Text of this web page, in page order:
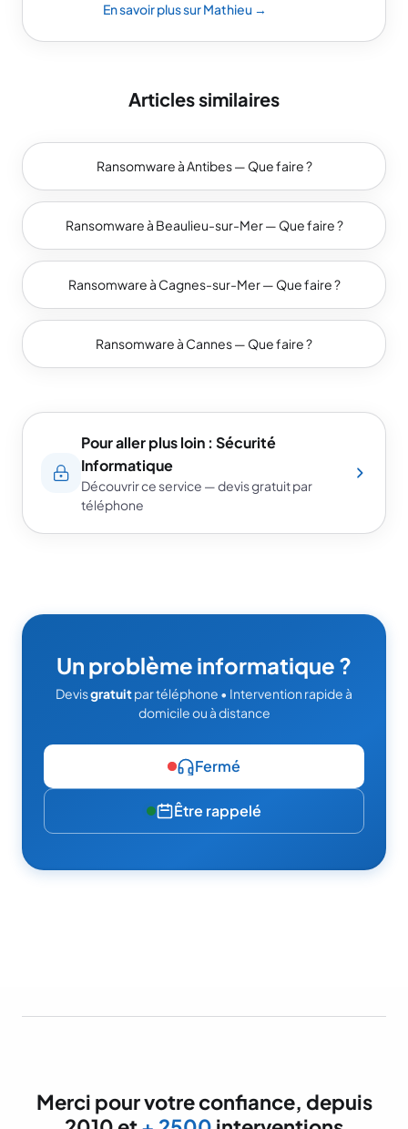
En savoir plus sur Mathieu →
Articles similaires
Ransomware à Antibes — Que faire ?
Ransomware à Beaulieu-sur-Mer — Que faire ?
Ransomware à Cagnes-sur-Mer — Que faire ?
Ransomware à Cannes — Que faire ?
Pour aller plus loin : Sécurité
Informatique
Découvrir ce service — devis gratuit par
téléphone
Un problème informatique ?
Devisgratuitpar téléphone • Intervention rapide à
domicile ou à distance
Fermé
Être rappelé
Merci pour votre confiance, depuis